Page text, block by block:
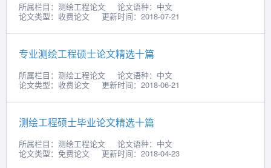
所属栏目：测绘工程论文
论文语种：中文
论文类型：收费论文
更新时间：2018-07-21
专业测绘工程硕士论文精选十篇
所属栏目：测绘工程论文
论文语种：中文
论文类型：收费论文
更新时间：2018-06-21
测绘工程硕士毕业论文精选十篇
所属栏目：测绘工程论文
论文语种：中文
论文类型：免费论文
更新时间：2018-04-23